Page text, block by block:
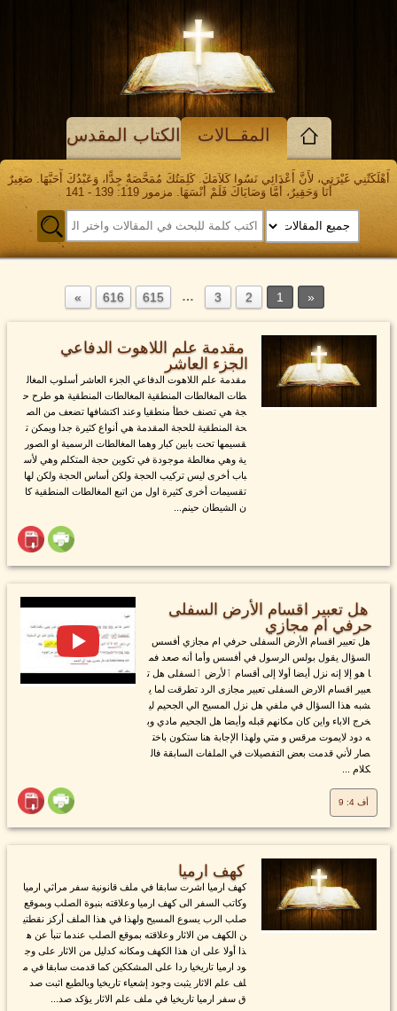
المقــالات الكتاب المقدس
أَهْلَكَتْنِي غَيْرَتِي، لأَنَّ أَعْدَائِي نَسُوا كَلاَمَكَ. كَلِمَتُكَ مُمَحَّصَةٌ جِدًّا، وَعَبْدُكَ أَحَبَّهَا. صَغِيرٌ
أَنَا وَحَقِيرٌ، أَمَّا وَصَايَاكَ فَلَمْ أَنْسَهَا. مزمور 119: 139 - 141
1
2
3
…
615
616
مقدمة علم اللاهوت الدفاعي
الجزء العاشر
مقدمة علم اللاهوت الدفاعي الجزء العاشر أسلوب المغال
طات المغالطات المنطقية المغالطات المنطقية هو طرح ح
جة هي تصنف خطأ منطقيا وعند اكتشافها تضعف من الص
حة المنطقية للحجة المقدمة هي أنواع كثيرة جدا ويمكن ت
قسيمها تحت بابين كبار وهما المغالطات الرسمية او الصور
ية وهي مغالطة موجودة في تكوين حجة المتكلم وهي لأس
باب أخرى ليس تركيب الحجة ولكن أساس الحجة ولكن لها
تقسيمات أخرى كثيرة اول من اتبع المغالطات المنطقية كا
ن الشيطان حينم...
هل تعبير اقسام الأرض السفلى
حرفي ام مجازي
هل تعبير اقسام الأرض السفلى حرفي ام مجازي أفسس
السؤال يقول بولس الرسول في أفسس وأما أنه صعد فم
ا هو إلا إنه نزل أيضا أولا إلى أقسام ٱلأرض ٱلسفلى هل ت
عبير اقسام الارض السفلى تعبير مجازى الرد تطرقت لما ي
شبه هذا السؤال في ملفي هل نزل المسيح الي الجحيم لي
خرج الاباء واين كان مكانهم قبله وأيضا هل الجحيم مادي وب
ه دود لايموت مرقس و متي ولهذا الإجابة هنا ستكون باخت
صار لأني قدمت بعض التفصيلات في الملفات السابقة فال
كلام ...
أف 4: 9
كهف ارميا
كهف ارميا اشرت سابقا في ملف قانونية سفر مراثي ارميا
وكاتب السفر الى كهف ارميا وعلاقته بنبوة الصلب وبموقع
صلب الرب يسوع المسيح ولهذا في هذا الملف أركز نقطتي
ن الكهف من الاثار وعلاقته بموقع الصلب عندما تنبأ عن ه
ذا أولا على ان هذا الكهف ومكانه كدليل من الاثار على وج
ود ارميا تاريخيا ردا على المشككين كما قدمت سابقا في م
لف علم الاثار يثبت وجود إشعياء تاريخيا وبالطبع اثبت صد
ق سفر ارميا تاريخيا في ملف علم الاثار يؤكد صد...